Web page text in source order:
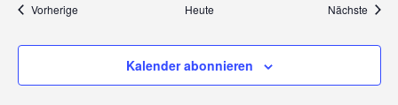
VorherigeVeranstaltungen Heute Nächste
Kalender abonnieren